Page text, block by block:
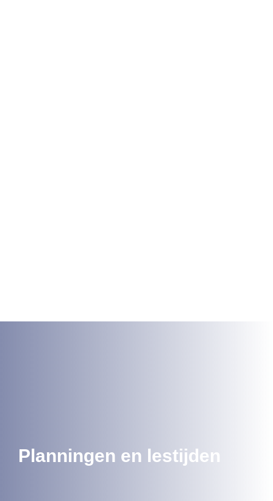
Planningen en lestijden